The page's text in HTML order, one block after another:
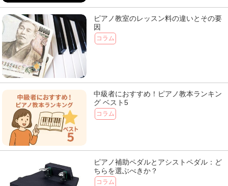
ピアノ教室のレッスン料の違いとその要
因
コラム
中級者におすすめ！ピアノ教本ランキン
グ ベスト5
コラム
ピアノ補助ペダルとアシストペダル：ど
ちらを選ぶべきか？
コラム